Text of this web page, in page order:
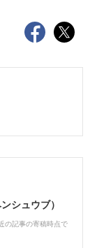
シュウブ）
の記事の寄稿時点で